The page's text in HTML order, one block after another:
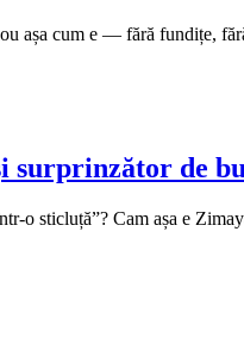
așa cum e — fără fundițe,
surprinzător de
o sticluță”? Cam așa e